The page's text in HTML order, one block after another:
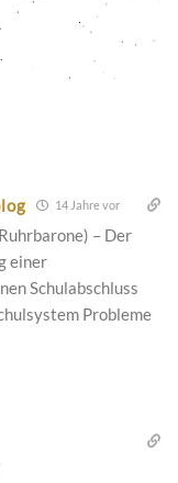
14 Jahre vor
– Der
einer
Schulabschluss
Probleme